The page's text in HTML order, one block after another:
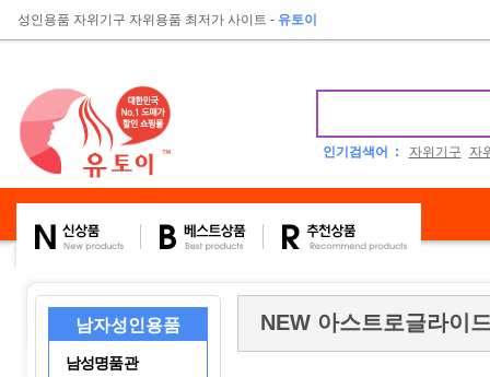
성인용품 자위기구 자위용품 최저가 사이트 - 유토이
인기검색어 : 자위기구 자
남자성인용품
남성명품관
NEW 아스트로글라이